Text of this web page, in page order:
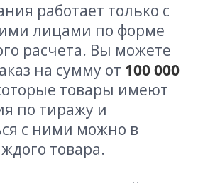
работает только с
лицами по форме
расчета. Вы можете
на сумму от 100 000
товары имеют
по тиражу и
с ними можно в
товара.